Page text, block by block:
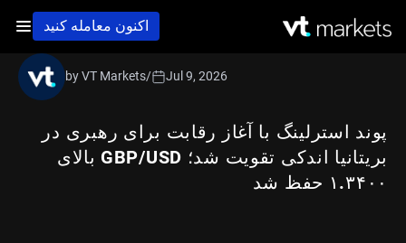
اکنون معامله کنید
پوند استرلینگ با آغاز رقابت برای رهبری در
بریتانیا اندکی تقویت شد؛ GBP/USD بالای
۱.۳۴۰۰ حفظ شد
by VT Markets/ Jul 9, 2026